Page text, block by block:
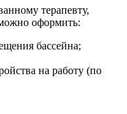
терапевту,
оформить:
бассейна;
на работу (по